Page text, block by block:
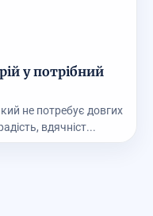
у потрібний
не потребує довгих
вдячніст...